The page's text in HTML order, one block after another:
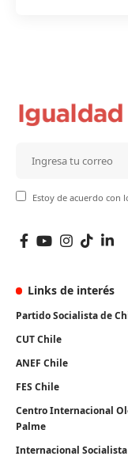
Estoy de acuerdo con
Links de interés
Partido Socialista de
CUT Chile
ANEF Chile
FES Chile
Centro Internacional
Palme
Internacional Socialista